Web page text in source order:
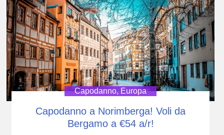
Capodanno, Europa
Capodanno a Norimberga! Voli da
Bergamo a €54 a/r!